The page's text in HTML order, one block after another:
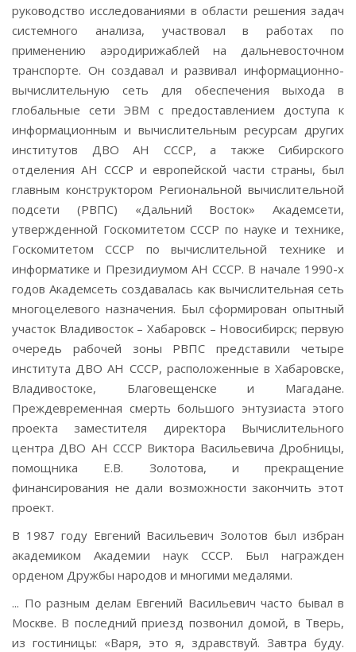
руководство исследованиями в области решения задач
системного анализа, участвовал в работах по
применению аэродирижаблей на дальневосточном
транспорте. Он создавал и развивал информационно-
вычислительную сеть для обеспечения выхода в
глобальные сети ЭВМ с предоставлением доступа к
информационным и вычислительным ресурсам других
институтов ДВО АН СССР, а также Сибирского
отделения АН СССР и европейской части страны, был
главным конструктором Региональной вычислительной
подсети (РВПС) «Дальний Восток» Академсети,
утвержденной Госкомитетом СССР по науке и технике,
Госкомитетом СССР по вычислительной технике и
информатике и Президиумом АН СССР. В начале 1990-х
годов Академсеть создавалась как вычислительная сеть
многоцелевого назначения. Был сформирован опытный
участок Владивосток – Хабаровск – Новосибирск; первую
очередь рабочей зоны РВПС представили четыре
института ДВО АН СССР, расположенные в Хабаровске,
Владивостоке, Благовещенске и Магадане.
Преждевременная смерть большого энтузиаста этого
проекта заместителя директора Вычислительного
центра ДВО АН СССР Виктора Васильевича Дробницы,
помощника Е.В. Золотова, и прекращение
финансирования не дали возможности закончить этот
проект.
В 1987 году Евгений Васильевич Золотов был избран
академиком Академии наук СССР. Был награжден
орденом Дружбы народов и многими медалями.
... По разным делам Евгений Васильевич часто бывал в
Москве. В последний приезд позвонил домой, в Тверь,
из гостиницы: «Варя, это я, здравствуй. Завтра буду.